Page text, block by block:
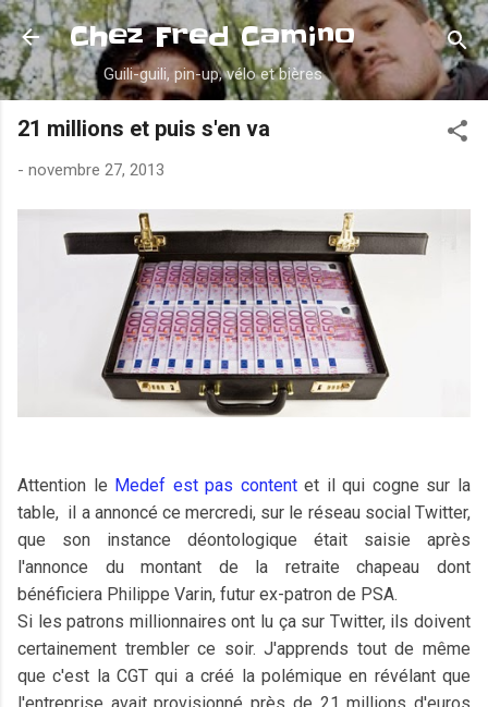
Accéder au contenu principal
Chez Fred Camino
Guili-guili, pin-up, vélo et bières
21 millions et puis s'en va
- novembre 27, 2013
Attention le Medef est pas contentet il qui cogne sur la
table, il a annoncé ce mercredi, sur le réseau social Twitter,
que son instance déontologique était saisie après
l'annonce du montant de la retraite chapeau dont
bénéficiera Philippe Varin, futur ex-patron de PSA.
Si les patrons millionnaires ont lu ça sur Twitter, ils doivent
certainement trembler ce soir. J'apprends tout de même
que c'est la CGT qui a créé la polémique en révélant que